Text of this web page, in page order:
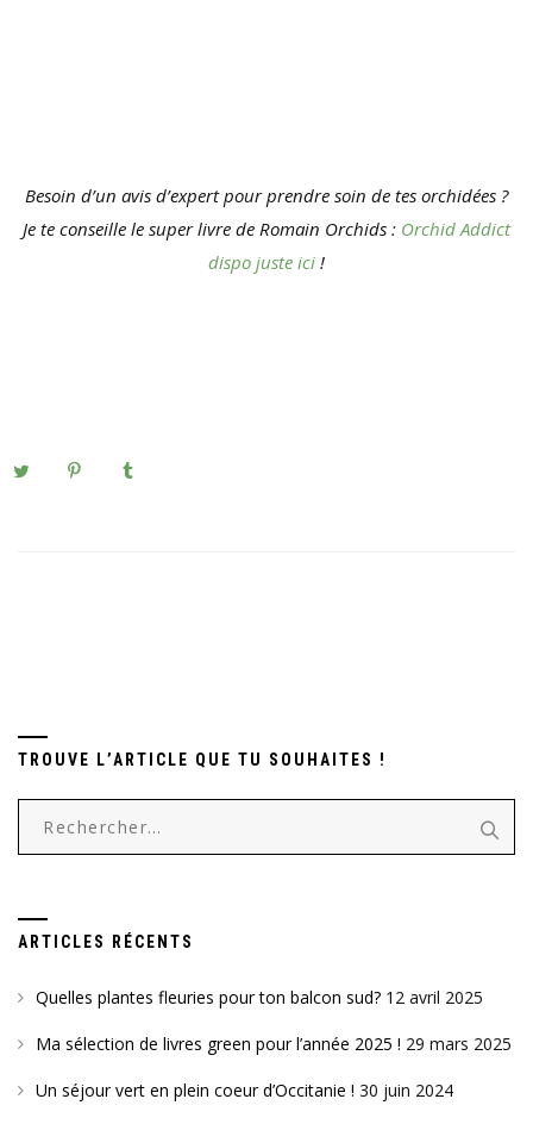
Besoin d’un avis d’expert pour prendre soin de tes orchidées ?
Je te conseille le super livre de Romain Orchids : Orchid Addict
dispo juste ici !
TROUVE L’ARTICLE QUE TU SOUHAITES !
Rechercher :
ARTICLES RÉCENTS
Quelles plantes fleuries pour ton balcon sud? 12 avril 2025
Ma sélection de livres green pour l’année 2025 ! 29 mars 2025
Un séjour vert en plein coeur d’Occitanie ! 30 juin 2024